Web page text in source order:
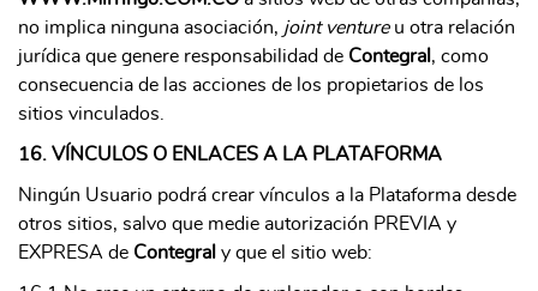
no implica ninguna asociación, joint ventureu otra relación
jurídica que genere responsabilidad de Contegral , como
consecuencia de las acciones de los propietarios de los
sitios vinculados.
16. VÍNCULOS O ENLACES A LA PLATAFORMA
Ningún Usuario podrá crear vínculos a la Plataforma desde
otros sitios, salvo que medie autorización PREVIA y
EXPRESA de Contegral y que el sitio web: